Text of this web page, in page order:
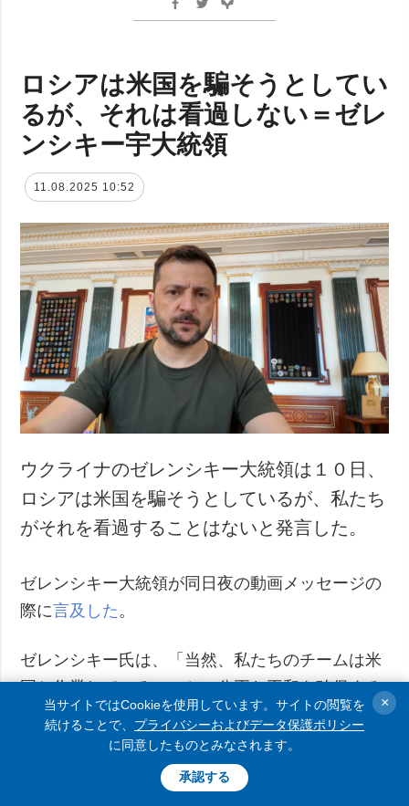
ロシアは米国を騙そうとしてい
るが、それは看過しない＝ゼレ
ンシキー宇大統領
11.08.2025 10:52
ウクライナのゼレンシキー大統領は１０日、
ロシアは米国を騙そうとしているが、私たち
がそれを看過することはないと発言した。
ゼレンシキー大統領が同日夜の動画メッセージの
際に言及した 。
ゼレンシキー氏は、「当然、私たちのチームは米
国と作業している。いかに公正な平和を確保する
かについてのやりとりは１日たりとも止めない。
私たちは、ロシアによる米国を騙そうとする意図
を理解している。私たちはそれを看過しない」と
当サイトではCookieを使用しています。サイトの閲覧を
続けることで、 プライバシーおよびデータ保護ポリシー
に同意したものとみなされます。
承認する
×